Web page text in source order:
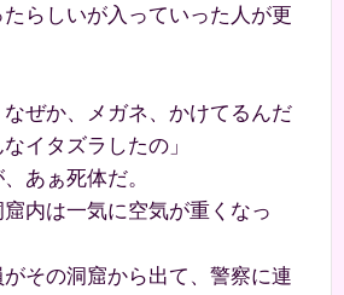
らしいが入っていった人が更
なぜか、メガネ、かけてるんだ
イタズラしたの」
あぁ死体だ。
内は一気に空気が重くなっ
その洞窟から出て、警察に連